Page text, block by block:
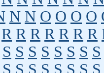
N N O O O O
R R R R R R R
S S S S S S S S
S S S S S S S S